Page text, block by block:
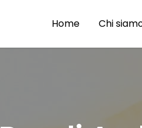
Home Chi